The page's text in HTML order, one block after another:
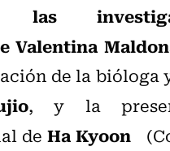
las
Valentina
de la bióloga
, y la
deHa Kyoon